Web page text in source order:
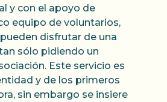
y con el apoyo de
equipo de voluntarios,
disfrutar de una
sólo pidiendo un
Este servicio es
y de los primeros
sin embargo se insiere